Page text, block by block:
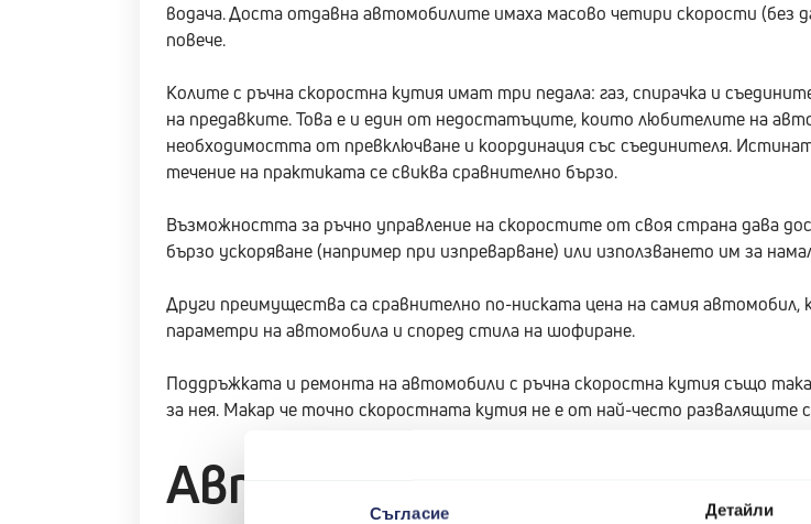
Съгласие Детайли
водача. Доста отдавна автомобилите имаха масово четири скорости (без
повече.
Колите с ръчна скоростна кутия имат три педала: газ, спирачка и
на предавките. Това е и един от недостатъците, които любителите на
необходимостта от превключване и координация със съединителя.
течение на практиката се свиква сравнително бързо.
Възможността за ръчно управление на скоростите от своя страна дава
бързо ускоряване (например при изпреварване) или използването им за
Други преимущества са сравнително по-ниската цена на самия автомобил,
параметри на автомобила и според стила на шофиране.
Поддръжката и ремонта на автомобили с ръчна скоростна кутия също
за нея. Макар че точно скоростната кутия не е от най-често развалящите
Автомобил с